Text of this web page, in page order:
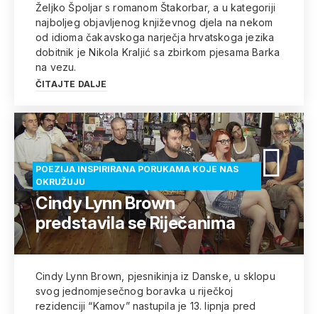
Željko Špoljar s romanom Štakorbar, a u kategoriji
najboljeg objavljenog književnog djela na nekom
od idioma čakavskoga narječja hrvatskoga jezika
dobitnik je Nikola Kraljić sa zbirkom pjesama Barka
na vezu.
ČITAJTE DALJE
POEZIJA INSPIRIRANA PORUKAMA KOJE NAS
OKRUŽUJU
Cindy Lynn Brown
predstavila se Riječanima
Cindy Lynn Brown, pjesnikinja iz Danske, u sklopu
svog jednomjesečnog boravka u riječkoj
rezidenciji “Kamov” nastupila je 13. lipnja pred